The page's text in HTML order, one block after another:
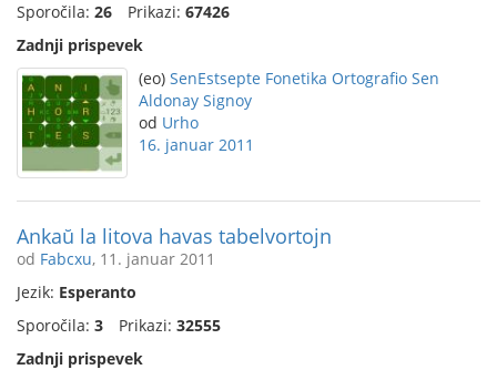
Sporočila: 26 Prikazi: 67426
Zadnji prispevek
(eo) SenEstsepte Fonetika Ortografio Sen
Aldonay Signoy
od Urho
16. januar 2011
Ankaŭ la litova havas tabelvortojn
od Fabcxu, 11. januar 2011
Jezik: Esperanto
Sporočila: 3 Prikazi: 32555
Zadnji prispevek